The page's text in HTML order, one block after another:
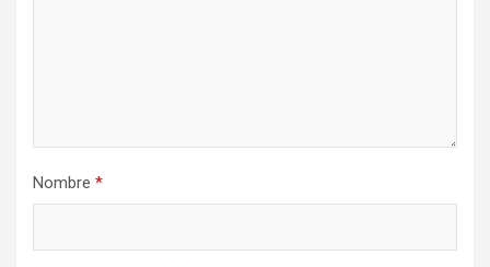
Nombre *